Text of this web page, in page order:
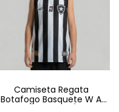
Camiseta Regata
Botafogo Basquete W A